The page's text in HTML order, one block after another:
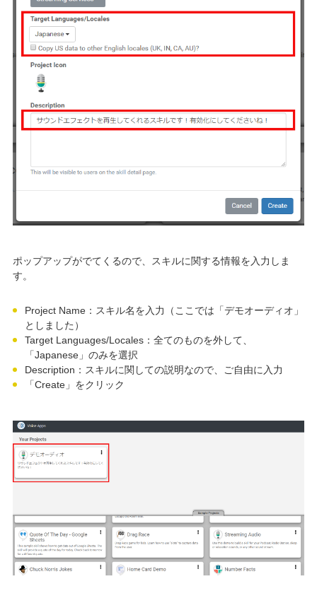
ポップアップがでてくるので、スキルに関する情報を入力しま
す。
Project Name：スキル名を入力（ここでは「デモオーディオ」
としました）
Target Languages/Locales：全てのものを外して、
「Japanese」のみを選択
Description：スキルに関しての説明なので、ご自由に入力
「Create」をクリック